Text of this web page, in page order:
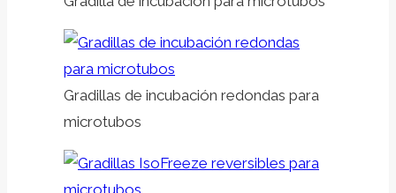
Gradillas de incubación redondas para
microtubos